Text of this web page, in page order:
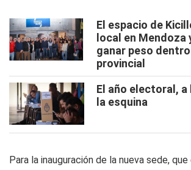
El espacio de
local en Mendoza
ganar peso
provincial
El año electoral, a
la esquina
Para la inauguración de la nueva sede,